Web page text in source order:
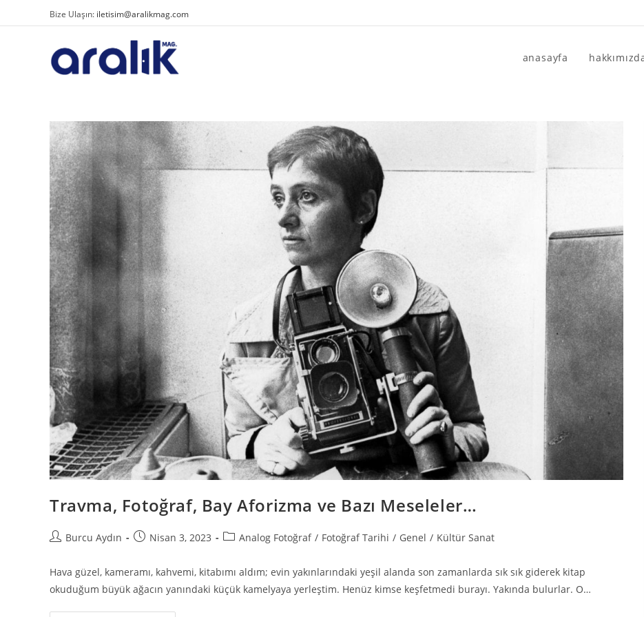
Bize Ulaşın: iletisim@aralikmag.com
anasayfa
Travma, Fotoğraf, Bay Aforizma ve Bazı Meseleler…
Burcu Aydın Nisan 3, 2023 Analog Fotoğraf / Fotoğraf Tarihi / Genel / Kültür Sanat
Hava güzel, kameramı, kahvemi, kitabımı aldım; evin yakınlarındaki yeşil alanda son zamanlarda sık sık giderek kitap
okuduğum büyük ağacın yanındaki küçük kamelyaya yerleştim. Henüz kimse keşfetmedi burayı. Yakında bulurlar. O…